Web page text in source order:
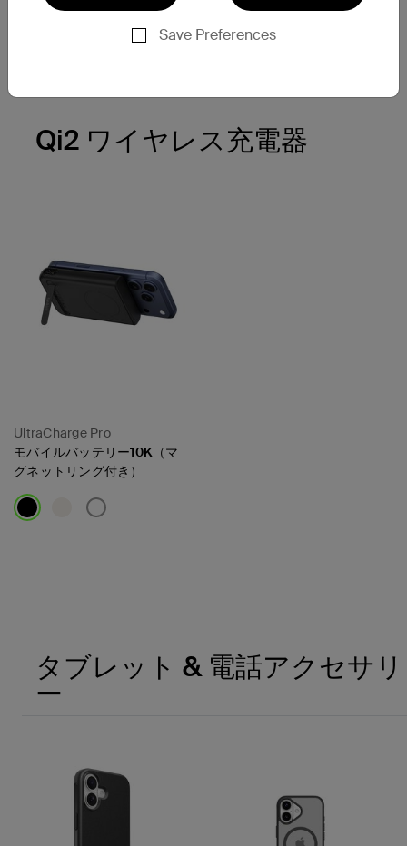
Qi2 ワイヤレス充電器
UltraCharge Pro
モバイルバッテリー10K（マ
グネットリング付き）
タブレット & 電話アクセサリ
ー
Save Preferences